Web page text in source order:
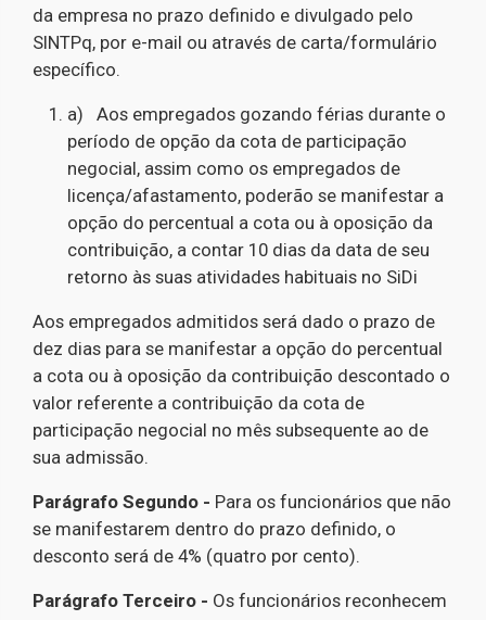
da empresa no prazo definido e divulgado pelo
SINTPq, por e-mail ou através de carta/formulário
específico.
a) Aos empregados gozando férias durante o
período de opção da cota de participação
negocial, assim como os empregados de
licença/afastamento, poderão se manifestar a
opção do percentual a cota ou à oposição da
contribuição, a contar 10 dias da data de seu
retorno às suas atividades habituais no SiDi
Aos empregados admitidos será dado o prazo de
dez dias para se manifestar a opção do percentual
a cota ou à oposição da contribuição descontado o
valor referente a contribuição da cota de
participação negocial no mês subsequente ao de
sua admissão.
Parágrafo Segundo - Para os funcionários que não
se manifestarem dentro do prazo definido, o
desconto será de 4% (quatro por cento).
Parágrafo Terceiro - Os funcionários reconhecem